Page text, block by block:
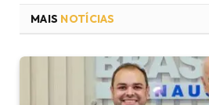
MAIS NOTÍCIAS